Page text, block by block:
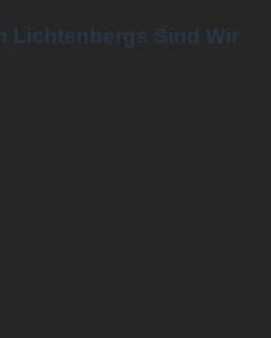
Lichtenbergs Sind Wir